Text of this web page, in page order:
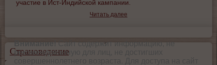
участие в Ист-Индийской кампании.
Читать далее
Страноведение
Внимание!Сайт содержит информацию, не
рекомендованную для лиц, не достигших